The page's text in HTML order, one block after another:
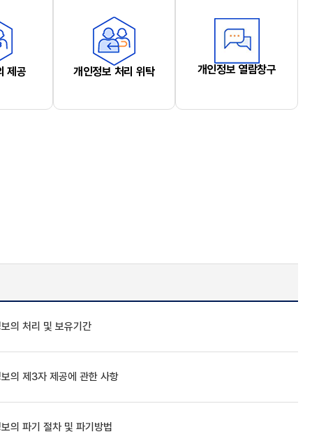
제공 개인정보 처리 위탁 개인정보 열람창구
의 처리 및 보유기간
의 제3자 제공에 관한 사항
의 파기 절차 및 파기방법